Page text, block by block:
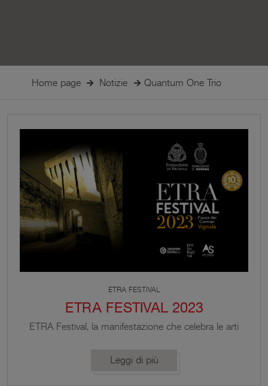
Home page Notizie Quantum One Trio
ETRA FESTIVAL
ETRA FESTIVAL 2023
ETRA Festival, la manifestazione che celebra le arti
al 21 agosto, nella sua X edizione. Un mese di
eventi gratuiti dedicati alla musica, alla danza, alla
Leggi di più